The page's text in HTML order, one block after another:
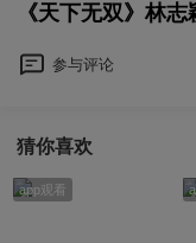
《天下无双》林
参与评论
猜你喜欢
app观看